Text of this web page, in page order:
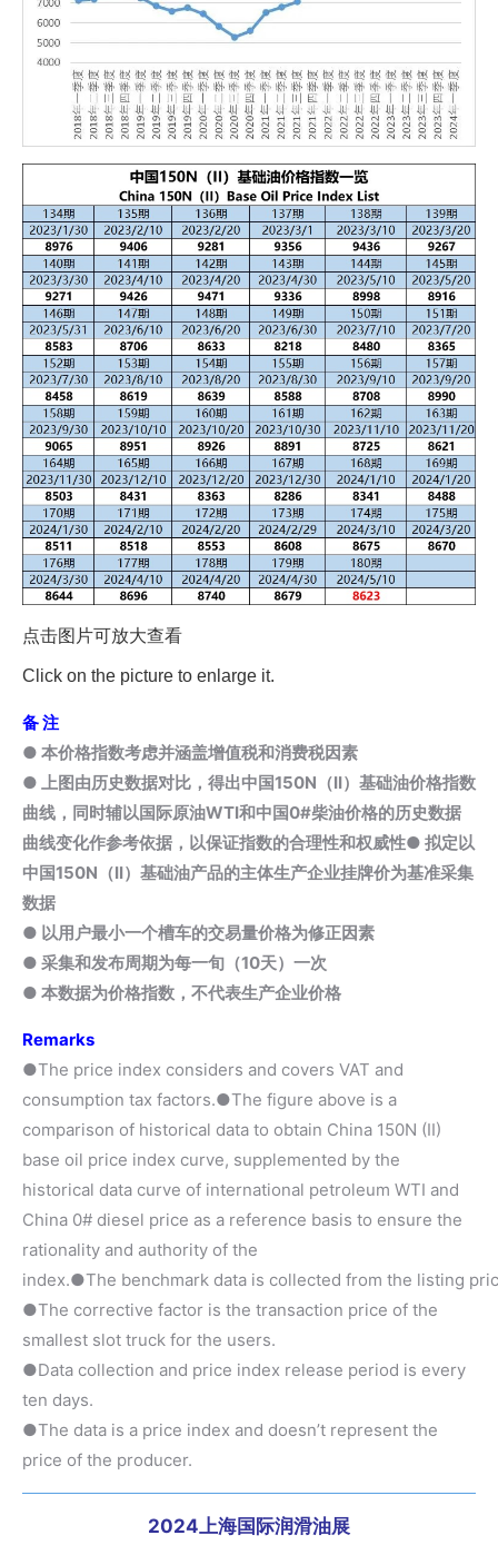
点击图片可放大查看
Click on the picture to enlarge it.
备 注
● 本价格指数考虑并涵盖增值税和消费税因素
● 上图由历史数据对比，得出中国150N（II）基础油价格指数
曲线，同时辅以国际原油WTI和中国0#柴油价格的历史数据
曲线变化作参考依据，以保证指数的合理性和权威性● 拟定以
中国150N（II）基础油产品的主体生产企业挂牌价为基准采集
数据
● 以用户最小一个槽车的交易量价格为修正因素
● 采集和发布周期为每一旬（10天）一次
● 本数据为价格指数，不代表生产企业价格
Remarks
●The price index considers and covers VAT and
consumption tax factors.●The figure above is a
comparison of historical data to obtain China 150N (II)
base oil price index curve, supplemented by the
historical data curve of international petroleum WTI and
China 0# diesel price as a reference basis to ensure the
rationality and authority of the
index.●The benchmark data is collected from the listing
●The corrective factor is the transaction price of the
smallest slot truck for the users.
●Data collection and price index release period is every
ten days.
●The data is a price index and doesn’t represent the
price of the producer.
2024上海国际润滑油展